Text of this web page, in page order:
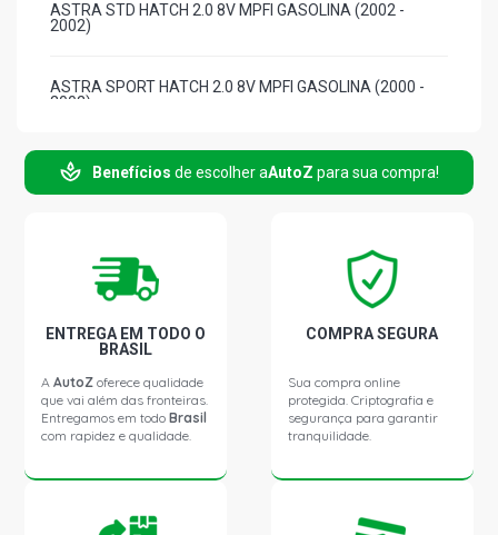
ASTRA STD HATCH 2.0 8V MPFI GASOLINA (2002 -
2002)
ASTRA SPORT HATCH 2.0 8V MPFI GASOLINA (2000 -
2002)
ASTRA SUNNY HATCH 2.0 8V MPFI GASOLINA (1999 -
2002)
ASTRA CD SEDAN 2.0 8V GASOLINA (1999 - 2002)
Benefícios de escolher aAutoZ para sua compra!
ENTREGA EM TODO O
BRASIL
AAutoZ oferece qualidade
que vai além das fronteiras.
Entregamos em todoBrasil
com rapidez e qualidade.
COMPRA SEGURA
Sua compra online
protegida. Criptografia e
segurança para garantir
tranquilidade.